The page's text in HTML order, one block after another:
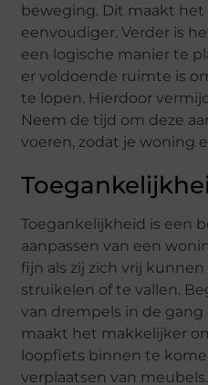
beweging. Dit maakt
eenvoudiger. Verder is
een logische manier te
er voldoende ruimte is
te lopen. Hierdoor
Neem de tijd om deze
voeren, zodat je woning
Toegankelijkheid is een
aanpassen van een
fijn als zij zich vrij
struikelen of te vallen.
van drempels in de
maakt het makkelijker
loopfiets binnen te
verplaatsen van